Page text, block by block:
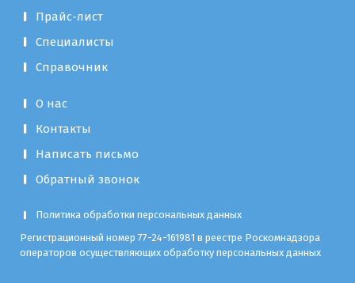
Прайс-лист
Специалисты
Справочник
О нас
Контакты
Написать письмо
Обратный звонок
Политика обработки персональных данных
Регистрационный номер 77-24-161981 в реестре Роскомнадзора
операторов осуществляющих обработку персональных данных